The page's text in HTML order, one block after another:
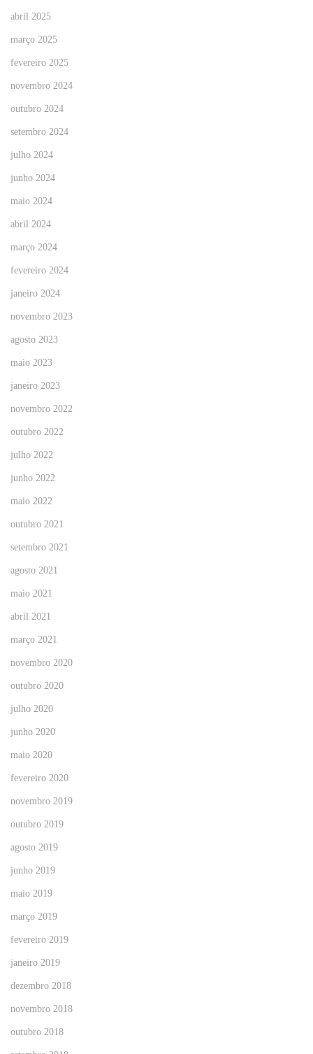
abril 2025
março 2025
fevereiro 2025
novembro 2024
outubro 2024
setembro 2024
julho 2024
junho 2024
maio 2024
abril 2024
março 2024
fevereiro 2024
janeiro 2024
novembro 2023
agosto 2023
maio 2023
janeiro 2023
novembro 2022
outubro 2022
julho 2022
junho 2022
maio 2022
outubro 2021
setembro 2021
agosto 2021
maio 2021
abril 2021
março 2021
novembro 2020
outubro 2020
julho 2020
junho 2020
maio 2020
fevereiro 2020
novembro 2019
outubro 2019
agosto 2019
junho 2019
maio 2019
março 2019
fevereiro 2019
janeiro 2019
dezembro 2018
novembro 2018
outubro 2018